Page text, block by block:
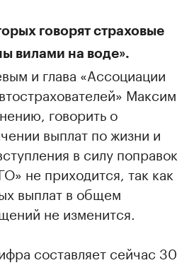
говорят страховые
вилами на воде».
и глава «Ассоциации
Максим
говорить о
выплат по жизни и
в силу поправок
не приходится, так как
выплат в общем
не изменится.
составляет сейчас 30